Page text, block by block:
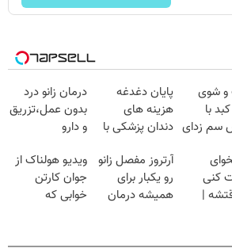
شوی
با
سم زدای
پایان دغدغه
هزینه های
دندان پزشکی با
خانگی
درمان زانو درد
بدون عمل،تزریق
و دارو
کنی
|
آرتروز مفصل زانو
رو یکبار برای
همیشه درمان
ویدیو هولناک از
جوان کارتن
خوابی که